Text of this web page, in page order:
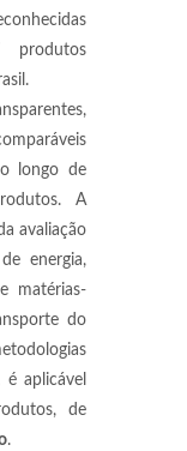
produtos
longo de
A
avaliação
energia,
matérias-
do
é aplicável
de
.